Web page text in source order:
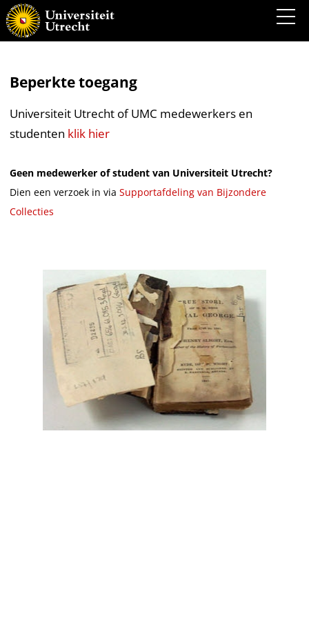
Beperkte toegang
Universiteit Utrecht of UMC medewerkers en
studenten klik hier
Geen medewerker of student van Universiteit Utrecht?
Dien een verzoek in via Supportafdeling van Bijzondere
Collecties